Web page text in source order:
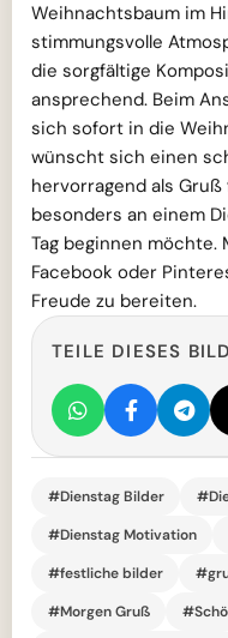
Weihnachtsbaum im
stimmungsvolle
die sorgfältige
ansprechend. Beim
sich sofort in die
wünscht sich einen
hervorragend als Gruß
besonders an einem
Tag beginnen möchte.
Facebook oder
Freude zu bereiten.
TEILE DIESES
#Dienstag Bilder
#Dienstag Motivation
#festliche bilder
#Morgen Gruß